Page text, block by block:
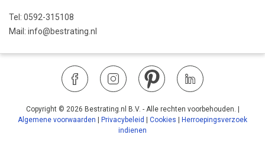
Tel: 0592-315108
Mail: info@bestrating.nl
Copyright © 2026 Bestrating.nl B.V. - Alle rechten voorbehouden.
Algemene voorwaarden
Privacybeleid Cookies
Herroepingsverzoek
indienen